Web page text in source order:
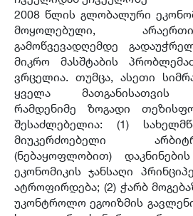
2008 წლის გლობალური
მოყოლებული,
გამოწვევადღემდე
მიკრო მასშტაბის
ვრცელია. თუმცა, ასეთი
ყველა მათგანისათვის
რამდენიმე ზოგადი
შესაძლებელია: (1)
მიუკერძოებელი
(ნებაყოფლობით)
ეკონომიკის ჯანსაღი
ატროფირდება; (2) ჭარბ
უკონტროლო ეგოიზმის